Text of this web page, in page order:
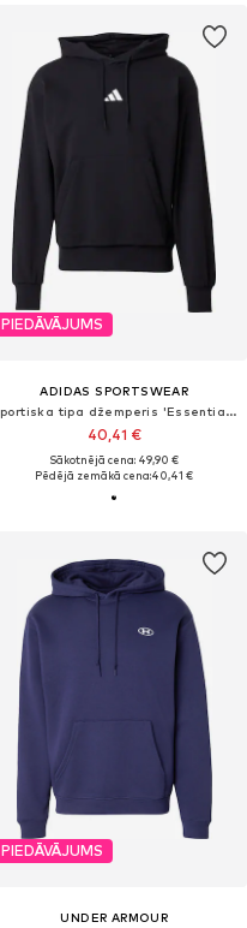
PIEDĀVĀJUMS
ADIDAS SPORTSWEAR
Sportiska tipa džemperis 'Essentials Feelcozy'
40,41 €
Sākotnējā cena: 49,90 €
Pēdējā zemākā cena:40,41 €
PIEDĀVĀJUMS
UNDER ARMOUR